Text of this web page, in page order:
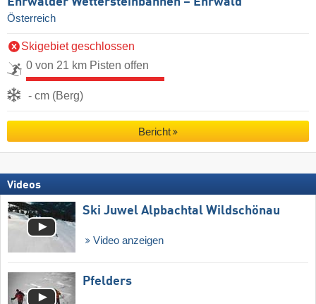
Österreich
Skigebiet geschlossen
0 von 21 km Pisten offen
- cm (Berg)
Bericht
Videos
Ski Juwel Alpbachtal Wildschönau
Video anzeigen
Pfelders